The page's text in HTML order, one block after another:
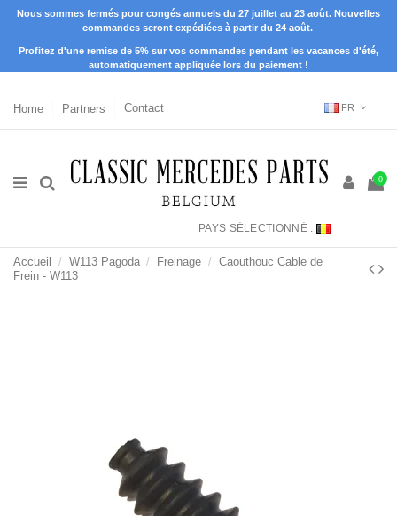
Nous sommes fermés pour congés annuels du 27 juillet au 23 août. Nouvelles
commandes seront expédiées à partir du 24 août.
Profitez d'une remise de 5% sur vos commandes pendant les vacances d'été,
automatiquement appliquée lors du paiement !
Home Partners Contact FR
0
PAYS SÉLECTIONNÉ :
Accueil W113 Pagoda Freinage
Caouthouc Cable de
Frein - W113